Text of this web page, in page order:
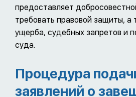
предоставляет
требовать правовой защиты,
ущерба, судебных запретов и
суда.
Процедура
заявлений о